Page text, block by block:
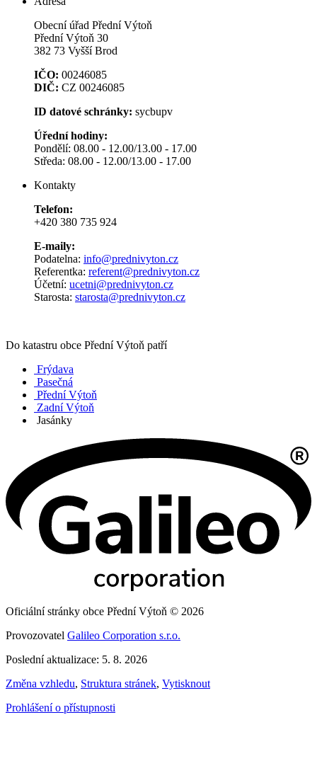
Obecní úřad Přední Výtoň
Přední Výtoň 30
382 73 Vyšší Brod
IČO: 00246085
DIČ: CZ 00246085
ID datové schránky: sycbupv
Úřední hodiny:
Pondělí: 08.00 - 12.00/13.00 - 17.00
Středa: 08.00 - 12.00/13.00 - 17.00
Kontakty
Telefon:
+420 380 735 924
E-maily:
Podatelna: info@prednivyton.cz
Referentka: referent@prednivyton.cz
Účetní: ucetni@prednivyton.cz
Starosta: starosta@prednivyton.cz
Do katastru obce Přední Výtoň patří
Frýdava
Pasečná
Přední Výtoň
Zadní Výtoň
Jasánky
Oficiální stránky obce Přední Výtoň © 2026
Provozovatel Galileo Corporation s.r.o.
Poslední aktualizace: 5. 8. 2026
Změna vzhledu, Struktura stránek, Vytisknout
Prohlášení o přístupnosti